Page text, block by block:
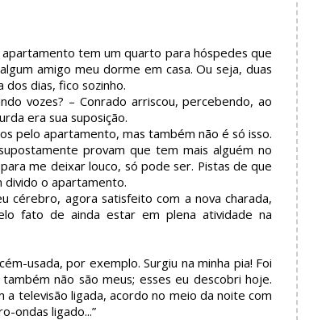
tem um quarto para hóspedes que
amigo meu dorme em casa. Ou seja, duas
dos dias, fico sozinho.
vozes? – Conrado arriscou, percebendo, ao
era sua suposição.
pelo apartamento, mas também não é só isso.
provam que tem mais alguém no
me deixar louco, só pode ser. Pistas de que
divido o apartamento.
cérebro, agora satisfeito com a nova charada,
fato de ainda estar em plena atividade na
usada, por exemplo. Surgiu na minha pia! Foi
não são meus; esses eu descobri hoje.
a televisão ligada, acordo no meio da noite com
ondas ligado...”